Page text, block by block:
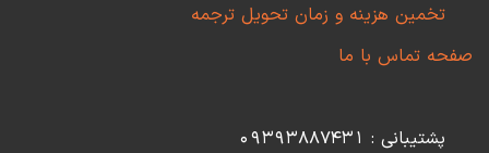
تخمین هزینه و زمان تحویل ترجمه
صفحه تماس با ما
پشتیبانی : 09393887431